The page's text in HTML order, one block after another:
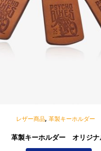
レザー商品, 革製キーホルダー
革製キーホルダー オリジナ